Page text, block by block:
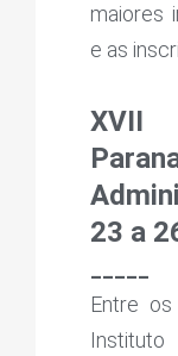
maiores
e as
23 a
Entre